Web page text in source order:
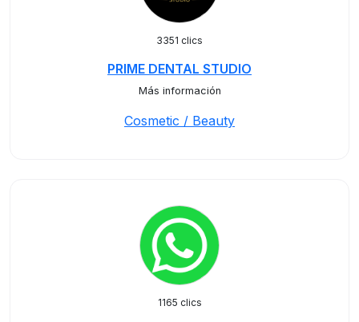
3351 clics
PRIME DENTAL STUDIO
Más información
Cosmetic / Beauty
1165 clics